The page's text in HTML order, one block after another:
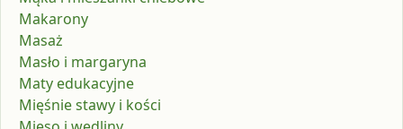
Makarony
Masaż
Masło i margaryna
Maty edukacyjne
Mięśnie stawy i kości